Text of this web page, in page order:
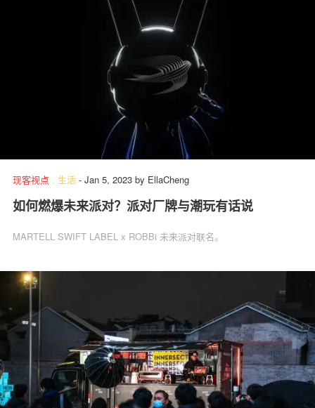
现客视点 . 生活 - Jan 5, 2023 by EllaCheng
如何燃爆未来派对？派对厂牌与潮玩有话说
MARTELL SWIFT LABEL x ROBBi 未来派对联名。